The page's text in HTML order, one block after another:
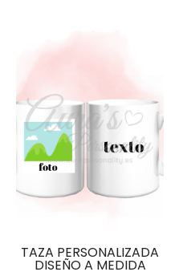
TAZA PERSONALIZADA
DISEÑO A MEDIDA